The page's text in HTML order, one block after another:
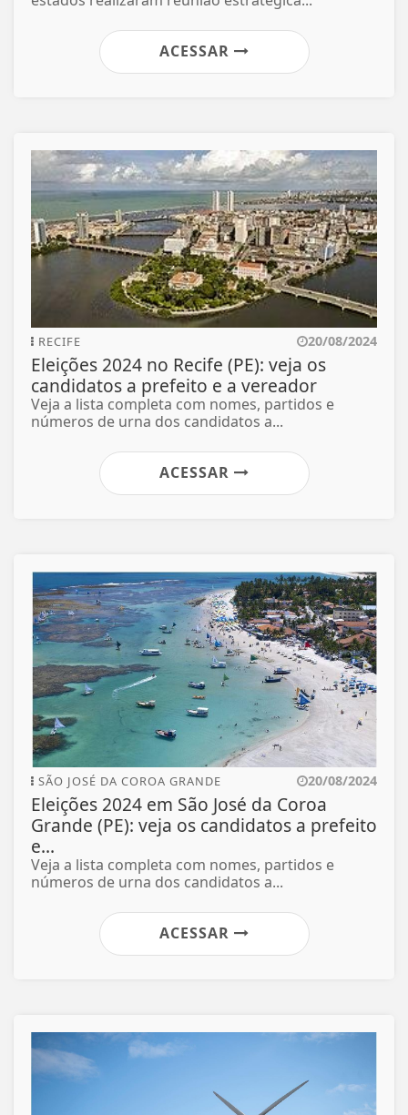
ACESSAR
RECIFE 20/08/2024
Eleições 2024 no Recife (PE): veja os
candidatos a prefeito e a vereador
Veja a lista completa com nomes, partidos e
números de urna dos candidatos a...
ACESSAR
SÃO JOSÉ DA COROA GRANDE 20/08/2024
Eleições 2024 em São José da Coroa
Grande (PE): veja os candidatos a prefeito
e...
Veja a lista completa com nomes, partidos e
números de urna dos candidatos a...
ACESSAR